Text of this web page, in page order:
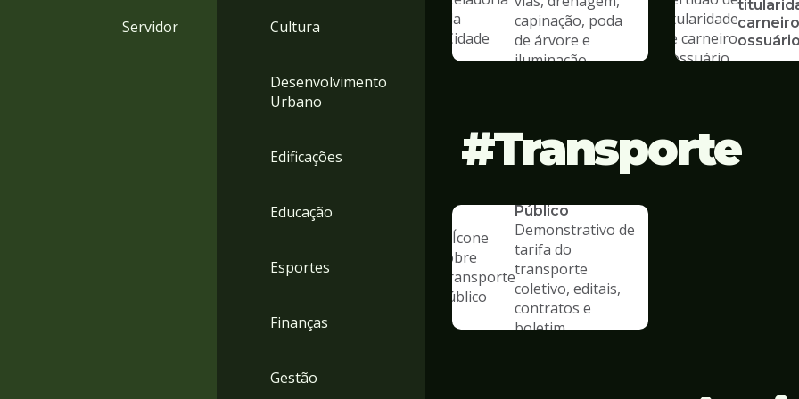
Servidor Cultura
Desenvolvimento
Urbano
Edificações
Educação
Esportes
Finanças
Gestão
capinação, poda
de árvore e
iluminação
ossuário
Transporte
Público
Demonstrativo de
tarifa do
transporte
coletivo, editais,
contratos e
boletim